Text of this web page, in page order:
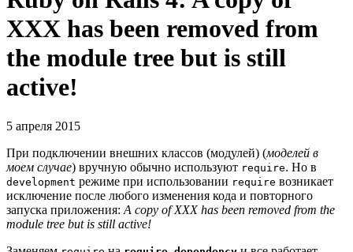
XXX has been removed from
the module tree but is still
active!
5 апреля 2015
При подключении внешних классов (модулей) (моделей в
моем случае) вручную обычно используют require. Но в
development режиме при использовании require возникает
исключение после любого изменения кода и повторного
запуска приложения: A copy of XXX has been removed from the
module tree but is still active!